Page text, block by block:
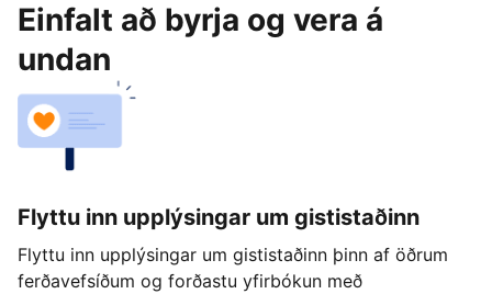
Einfalt að byrja og vera á
undan
Flyttu inn upplýsingar um gististaðinn
Flyttu inn upplýsingar um gististaðinn þinn af öðrum
ferðavefsíðum og forðastu yfirbókun með